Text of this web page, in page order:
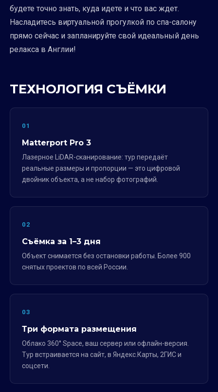
будете точно знать, куда идете и что вас ждет.
Насладитесь виртуальной прогулкой по спа-салону
прямо сейчас и запланируйте свой идеальный день
релакса в Англии!
ТЕХНОЛОГИЯ СЪЁМКИ
01
Matterport Pro 3
Лазерное LiDAR-сканирование: тур передаёт
реальные размеры и пропорции — это цифровой
двойник объекта, а не набор фотографий.
02
Съёмка за 1–3 дня
Объект снимается без остановки работы. Более 900
снятых проектов по всей России.
03
Три формата размещения
Облако 360° Space, ваш сервер или офлайн-версия.
Тур встраивается на сайт, в Яндекс.Карты, 2ГИС и
соцсети.